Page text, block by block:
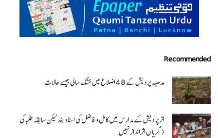
Recommended
مدھیہ پردیش کے 48 اضلاع میں خشک سالی جیسے حالات
اتر پردیش کےمدارس میں کامل و فاضل کی اسناد بند لیکن سابقہ طلبا کی
ڈگریا ں اثرانداز نہیں